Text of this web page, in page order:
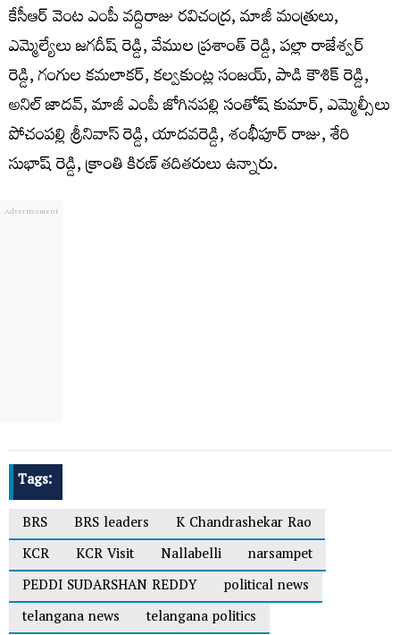
కేసీఆర్ వెంట ఎంపీ వద్దిరాజు రవిచంద్ర, మాజీ మంత్రులు,
ఎమ్మెల్యేలు జగదీష్ రెడ్డి, వేముల ప్రశాంత్ రెడ్డి, పల్లా రాజేశ్వర్
రెడ్డి, గంగుల కమలాకర్, కల్వకుంట్ల సంజయ్, పాడి కౌశిక్ రెడ్డి,
అనిల్ జాదవ్, మాజీ ఎంపీ జోగినపల్లి సంతోష్ కుమార్, ఎమ్మెల్సీలు
పోచంపల్లి శ్రీనివాస్ రెడ్డి, యాదవరెడ్డి, శంభీపూర్ రాజు, శేరి
సుభాష్ రెడ్డి, క్రాంతి కిరణ్ తదితరులు ఉన్నారు.
Tags:
BRS
BRS leaders
K Chandrashekar Rao
KCR
KCR Visit Nallabelli
narsampet
PEDDI SUDARSHAN REDDY
political news
telangana news
telangana politics